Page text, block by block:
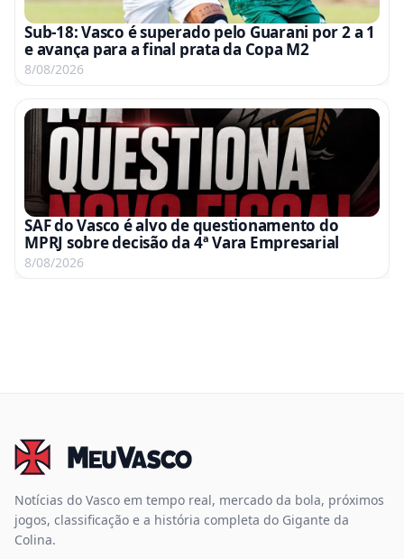
Sub-18: Vasco é superado pelo Guarani por 2 a 1
e avança para a final prata da Copa M2
8/08/2026
SAF do Vasco é alvo de questionamento do
MPRJ sobre decisão da 4ª Vara Empresarial
8/08/2026
Notícias do Vasco em tempo real, mercado da bola, próximos
jogos, classificação e a história completa do Gigante da
Colina.